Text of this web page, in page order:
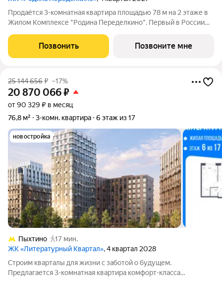
Продаётся 3-комнатная квартира площадью 78 м на 2 этаже в
Жилом Комплексе "Родина Переделкино". Первый в России
квартал бизнес-класса на Западе Москвы на границе с
Ульяновским лесопарком, состоящий
Позвонить Позвоните мне
25 144 656₽ –17%
20 870 066₽
от 90 329 ₽ в месяц
76,8 м²
3-комн. квартира 6 этаж из 17
новостройка
Пыхтино
17 мин.
ЖК «Литературный Квартал», 4 квартал 2028
Cтpoим квapтaлы для жизни с заботой о будущем.
Пpедлaгаетcя 3-комнaтнaя квapтирa кoмфopт-клaсса